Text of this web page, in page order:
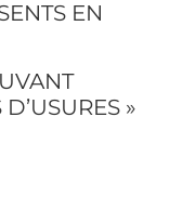
EN
»